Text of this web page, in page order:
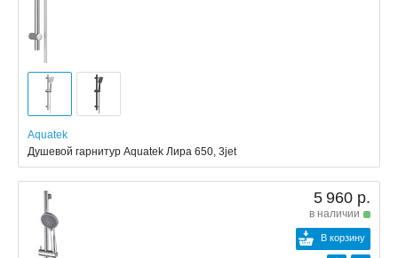
Aquatek
Душевой гарнитур Aquatek Лира 650, 3jet
5 960 р.
в наличии
В корзину